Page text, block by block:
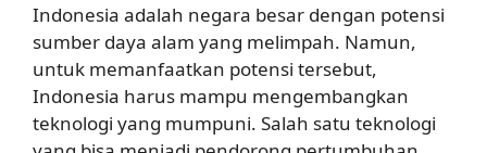
Indonesia adalah negara besar dengan potensi
sumber daya alam yang melimpah. Namun,
untuk memanfaatkan potensi tersebut,
Indonesia harus mampu mengembangkan
teknologi yang mumpuni. Salah satu teknologi